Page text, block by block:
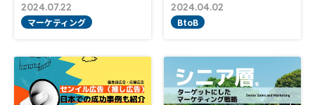
2024.07.22
マーケティング
2024.04.02
BtoB